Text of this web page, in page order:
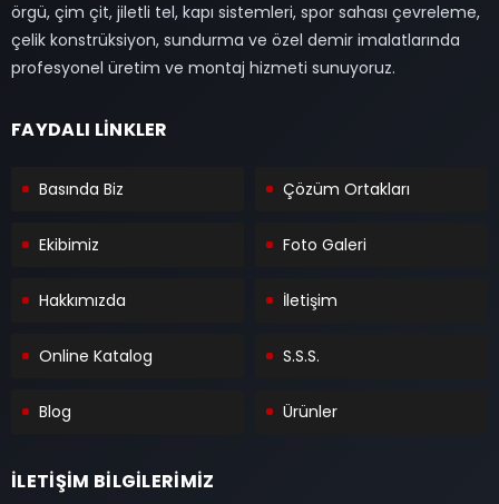
örgü, çim çit, jiletli tel, kapı sistemleri, spor sahası çevreleme,
çelik konstrüksiyon, sundurma ve özel demir imalatlarında
profesyonel üretim ve montaj hizmeti sunuyoruz.
FAYDALI LİNKLER
Basında Biz Çözüm Ortakları
Ekibimiz Foto Galeri
Hakkımızda İletişim
Online Katalog S.S.S.
Blog Ürünler
İLETİŞİM BİLGİLERİMİZ